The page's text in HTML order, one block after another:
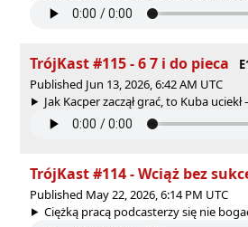
TrójKast #115 - 6 7 i do pieca
Published Jun 13, 2026, 6:42 AM UTC
Jak Kacper zaczął grać, to Kuba
TrójKast #114 - Wciąż bez
Published May 22, 2026, 6:14 PM UTC
Ciężką pracą podcasterzy się nie